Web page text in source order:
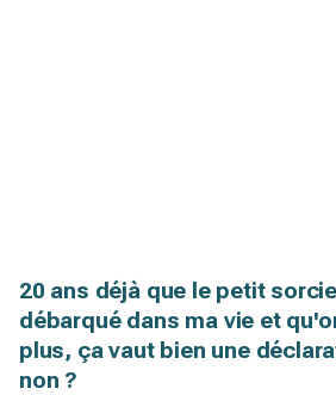
20 ans déjà que le petit
débarqué dans ma vie et
plus, ça vaut bien une
non ?